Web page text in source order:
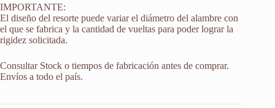
IMPORTANTE:
El diseño del resorte puede variar el diámetro del alambre con
el que se fabrica y la cantidad de vueltas para poder lograr la
rigidez solicitada.
Consultar Stock o tiempos de fabricación antes de comprar.
Envíos a todo el país.